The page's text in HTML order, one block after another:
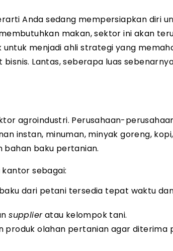
Anda sedang mempersiapkan diri
makan, sektor ini akan
menjadi ahli strategi yang
Lantas, seberapa luas
agroindustri. Perusahaan-
instan, minuman, minyak goreng,
bahan baku pertanian.
kantor sebagai:
dari petani tersedia tepat waktu
supplieratau kelompok tani.
produk olahan pertanian agar diterima